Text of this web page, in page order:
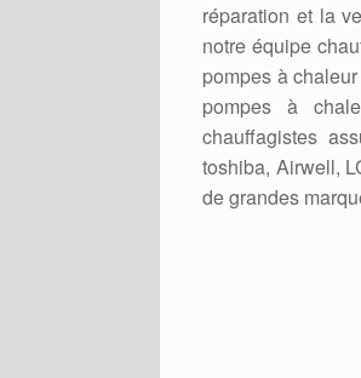
réparation et la
notre équipe
pompes à
pompes à
chauffagistes
toshiba, Airwell,
de grandes